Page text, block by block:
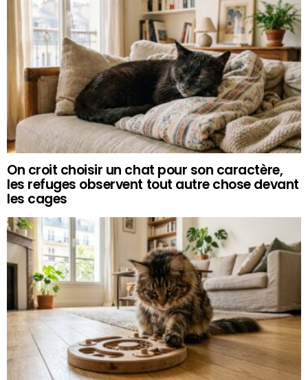
On croit choisir un chat pour son caractère,
les refuges observent tout autre chose devant
les cages